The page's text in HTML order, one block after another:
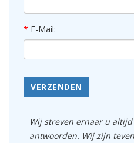
E-Mail:
VERZENDEN
Wij streven ernaar u
antwoorden. Wij zijn